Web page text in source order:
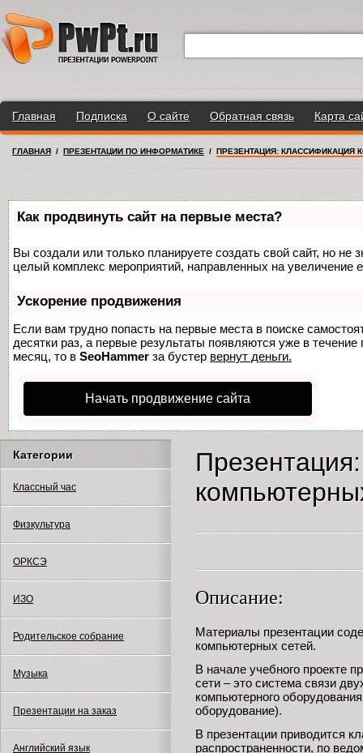
Главная Подписка О сайте Обратная связь Карта
ГЛАВНАЯ / ПРЕЗЕНТАЦИИ ПО ИНФОРМАТИКЕ / ПРЕЗЕНТАЦИЯ: КЛАССИФИКАЦИЯ
Как продвинуть сайт на первые места?
Вы создали или только планируете создать свой сайт, но не
целый комплекс мероприятий, направленных на увеличение
Ускорение продвижения
Если вам трудно попасть на первые места в поиске
десятки раз, а первые результаты появляются уже в
месяц, то в SeoHammer за бустер вернут деньги.
Начать продвижение сайта
Категории
Классный час
Физкультура
ОРКСЭ
ИЗО
Родительское собрание
Музыка
Презентации на заказ
Английский язык
Описание:
Материалы презентации
компьютерных сетей.
В начале учебного проекте
сети – это система связи
компьютерного
оборудование).
В презентации приводится
распространенности, по